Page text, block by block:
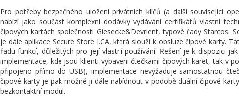
Pro potřeby bezpečného uložení privátních klíčů (a další související
nabízí jako součást komplexní dodávky vydávání certifikátů vlastní
čipových kartách společnosti Giesecke&Devrient, typové řady Starcos.
je dále aplikace Secure Store I.CA, která slouží k obsluze čipové karty.
řadu funkcí, důležitých pro její vlastní používání. Řešení je k dispozici
implementace, kde jsou klienti vybaveni čtečkami čipových karet, tak v
připojeno přímo do USB), implementace nevyžaduje samostatnou
čipové karty je pak možné ji dále nabídnout v podobě duální čipové
bezkontaktní modul.